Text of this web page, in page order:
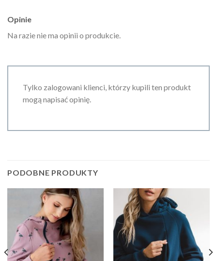
Opinie
Na razie nie ma opinii o produkcie.
Tylko zalogowani klienci, którzy kupili ten produkt
mogą napisać opinię.
PODOBNE PRODUKTY